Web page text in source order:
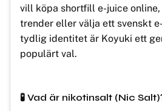
vill köpa shortfill e-juice
trender eller välja ett svenskt
tydlig identitet är Koyuki ett
populärt val.
🧪 Vad är nikotinsalt (Nic